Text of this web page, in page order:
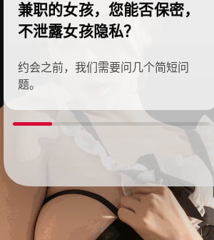
兼职的女孩，您能否保密，
不泄露女孩隐私？
约会之前，我们需要问几个简短问
题。